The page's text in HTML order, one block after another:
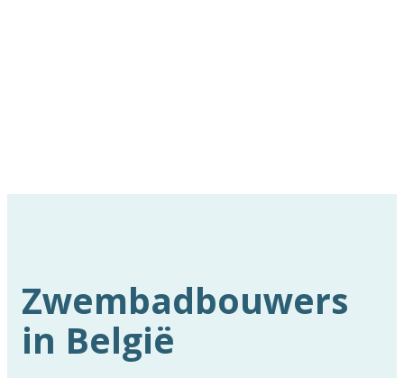
Zwembadbouwers
in België